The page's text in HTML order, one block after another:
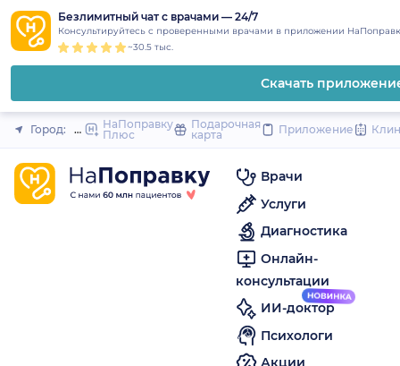
content
Безлимитный чат с врачами — 24/7
Консультируйтесь с проверенными врачами в приложении
~30.5 тыс.
Скачать
Закрыть
Город: Новочебоксарск
НаПоправку
Плюс
Подарочная
карта
Приложение
Врачи
Услуги
Диагностика
Онлайн-
консультации
ИИ-доктор
Психологи